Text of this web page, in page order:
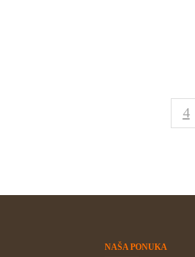
NAŠA PONUKA